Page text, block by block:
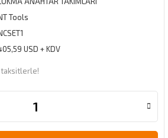
Tools
USD + KDV
taksitlerle!